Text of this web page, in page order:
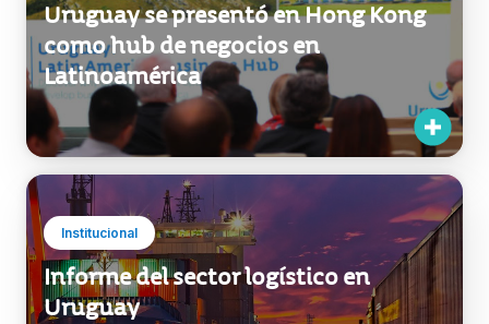
Uruguay se presentó en Hong Kong
como hub de negocios en
Latinoamérica
Institucional
Informe del sector logístico en
Uruguay